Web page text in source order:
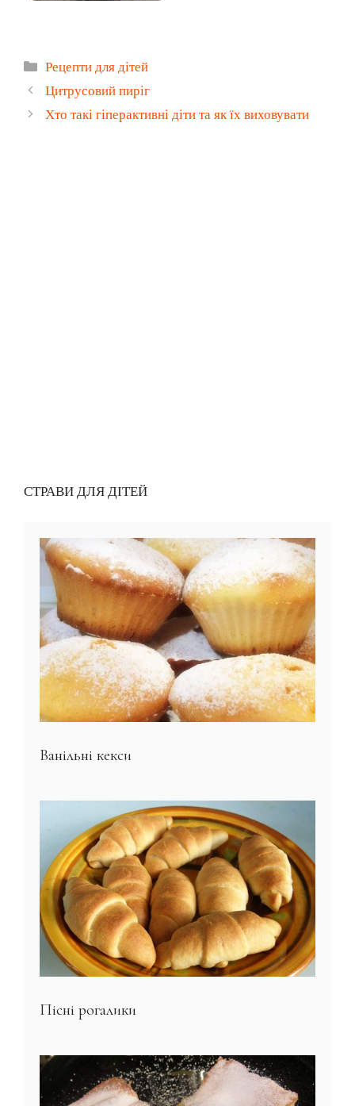
Категорії
Рецепти для дітей
Цитрусовий пиріг
Хто такі гіперактивні діти та як їх виховувати
СТРАВИ ДЛЯ ДІТЕЙ
Ванільні кекси
Пісні рогалики